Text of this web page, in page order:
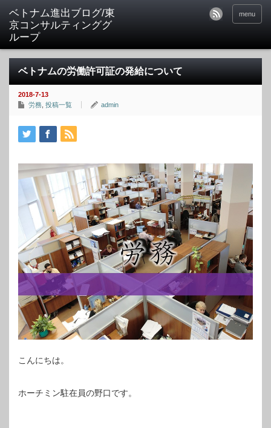
ベトナム進出ブログ/東
京コンサルティンググ
ループ
menu
ベトナムの労働許可証の発給について
2018-7-13
労務 投稿一覧 admin
こんにちは。
ホーチミン駐在員の野口です。